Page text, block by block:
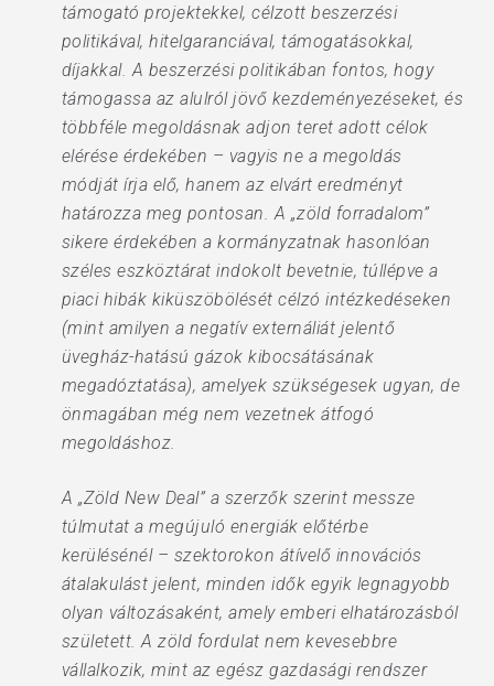
támogató projektekkel, célzott beszerzési
politikával, hitelgaranciával, támogatásokkal,
díjakkal. A beszerzési politikában fontos, hogy
támogassa az alulról jövő kezdeményezéseket, és
többféle megoldásnak adjon teret adott célok
elérése érdekében – vagyis ne a megoldás
módját írja elő, hanem az elvárt eredményt
határozza meg pontosan. A „zöld forradalom”
sikere érdekében a kormányzatnak hasonlóan
széles eszköztárat indokolt bevetnie, túllépve a
piaci hibák kiküszöbölését célzó intézkedéseken
(mint amilyen a negatív externáliát jelentő
üvegház-hatású gázok kibocsátásának
megadóztatása), amelyek szükségesek ugyan, de
önmagában még nem vezetnek átfogó
megoldáshoz.
A „Zöld New Deal” a szerzők szerint messze
túlmutat a megújuló energiák előtérbe
kerülésénél – szektorokon átívelő innovációs
átalakulást jelent, minden idők egyik legnagyobb
olyan változásaként, amely emberi elhatározásból
született. A zöld fordulat nem kevesebbre
vállalkozik, mint az egész gazdasági rendszer